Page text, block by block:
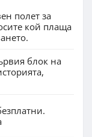
полет за
кой плаща
блок на